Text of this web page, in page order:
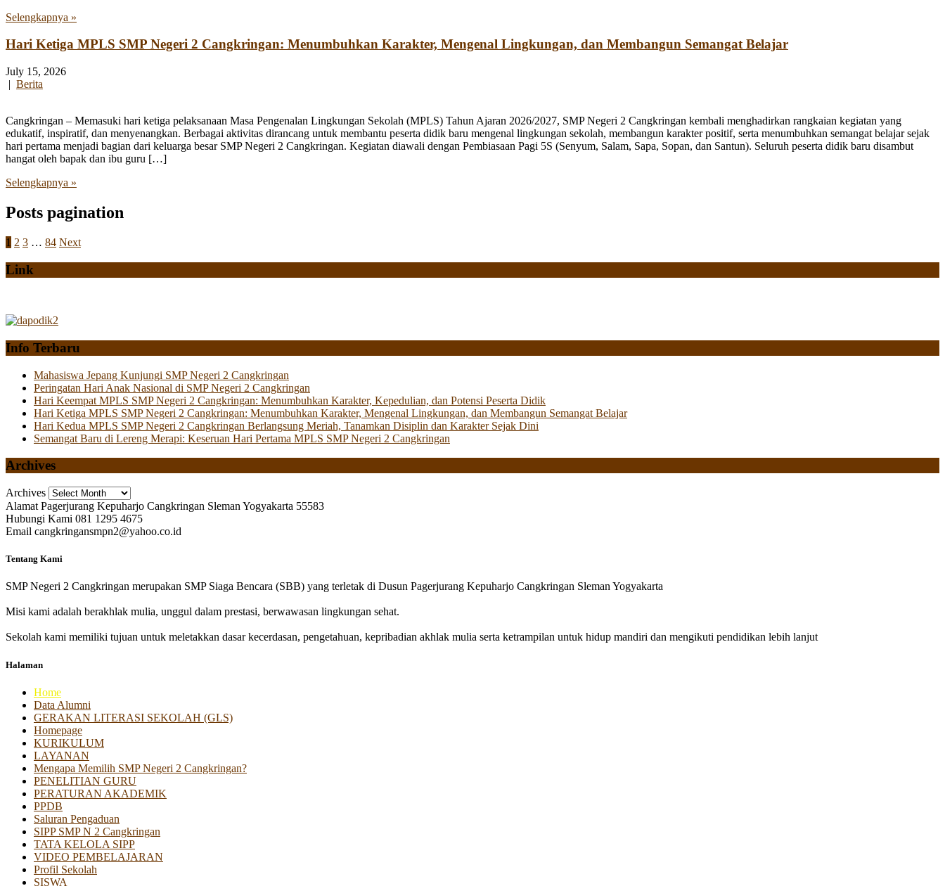
Selengkapnya »
Hari Ketiga MPLS SMP Negeri 2 Cangkringan: Menumbuhkan Karakter, Mengenal Lingkungan, dan Membangun Semangat Belajar
July 15, 2026
| Berita
Cangkringan – Memasuki hari ketiga pelaksanaan Masa Pengenalan Lingkungan Sekolah (MPLS) Tahun Ajaran 2026/2027, SMP Negeri 2 Cangkringan kembali menghadirkan rangkaian kegiatan yang
edukatif, inspiratif, dan menyenangkan. Berbagai aktivitas dirancang untuk membantu peserta didik baru mengenal lingkungan sekolah, membangun karakter positif, serta menumbuhkan semangat belajar sejak
hari pertama menjadi bagian dari keluarga besar SMP Negeri 2 Cangkringan. Kegiatan diawali dengan Pembiasaan Pagi 5S (Senyum, Salam, Sapa, Sopan, dan Santun). Seluruh peserta didik baru disambut
hangat oleh bapak dan ibu guru […]
Selengkapnya »
Posts pagination
1 2 3 … 84 Next
Link
Info Terbaru
Mahasiswa Jepang Kunjungi SMP Negeri 2 Cangkringan
Peringatan Hari Anak Nasional di SMP Negeri 2 Cangkringan
Hari Keempat MPLS SMP Negeri 2 Cangkringan: Menumbuhkan Karakter, Kepedulian, dan Potensi Peserta Didik
Hari Ketiga MPLS SMP Negeri 2 Cangkringan: Menumbuhkan Karakter, Mengenal Lingkungan, dan Membangun Semangat Belajar
Hari Kedua MPLS SMP Negeri 2 Cangkringan Berlangsung Meriah, Tanamkan Disiplin dan Karakter Sejak Dini
Semangat Baru di Lereng Merapi: Keseruan Hari Pertama MPLS SMP Negeri 2 Cangkringan
Archives
Archives
Alamat Pagerjurang Kepuharjo Cangkringan Sleman Yogyakarta 55583
Hubungi Kami 081 1295 4675
Email cangkringansmpn2@yahoo.co.id
Tentang Kami
SMP Negeri 2 Cangkringan merupakan SMP Siaga Bencara (SBB) yang terletak di Dusun Pagerjurang Kepuharjo Cangkringan Sleman Yogyakarta
Misi kami adalah berakhlak mulia, unggul dalam prestasi, berwawasan lingkungan sehat.
Sekolah kami memiliki tujuan untuk meletakkan dasar kecerdasan, pengetahuan, kepribadian akhlak mulia serta ketrampilan untuk hidup mandiri dan mengikuti pendidikan lebih lanjut
Halaman
Home
Data Alumni
GERAKAN LITERASI SEKOLAH (GLS)
Homepage
KURIKULUM
LAYANAN
Mengapa Memilih SMP Negeri 2 Cangkringan?
PENELITIAN GURU
PERATURAN AKADEMIK
PPDB
Saluran Pengaduan
SIPP SMP N 2 Cangkringan
TATA KELOLA SIPP
VIDEO PEMBELAJARAN
Profil Sekolah
SISWA